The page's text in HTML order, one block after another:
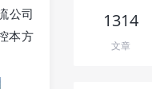
公司
本方
1314
文章